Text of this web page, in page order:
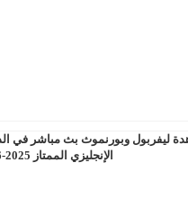
ليفربول وبورنموث بث مباشر في
الإنجليزي الممتاز 2025-2026